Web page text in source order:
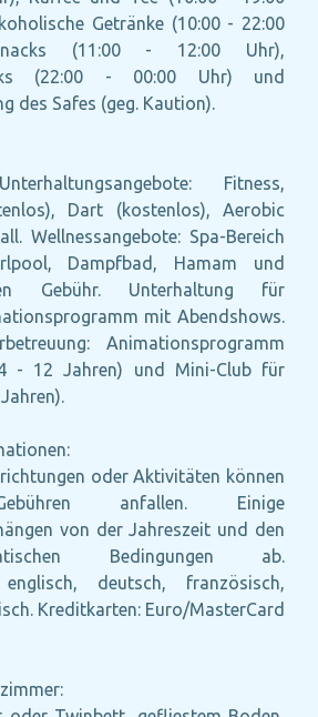
Getränke (10:00 - 22:00
(11:00 - 12:00 Uhr),
(22:00 - 00:00 Uhr) und
des Safes (geg. Kaution).
Fitness,
Dart (kostenlos), Aerobic
Wellnessangebote: Spa-Bereich
Dampfbad, Hamam und
Gebühr. Unterhaltung für
mit Abendshows.
Animationsprogramm
- 12 Jahren) und Mini-Club für
oder Aktivitäten können
anfallen. Einige
von der Jahreszeit und den
Bedingungen ab.
englisch, deutsch, französisch,
Kreditkarten: Euro/MasterCard